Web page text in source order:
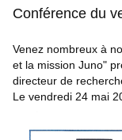
Conférence du
Venez nombreux à
et la mission Juno"
directeur de
Le vendredi 24 mai